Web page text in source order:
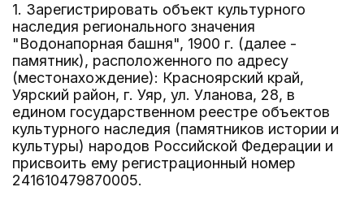
1. Зарегистрировать объект культурного
наследия регионального значения
"Водонапорная башня", 1900 г. (далее -
памятник), расположенного по адресу
(местонахождение): Красноярский край,
Уярский район, г. Уяр, ул. Уланова, 28, в
едином государственном реестре объектов
культурного наследия (памятников истории и
культуры) народов Российской Федерации и
присвоить ему регистрационный номер
241610479870005.